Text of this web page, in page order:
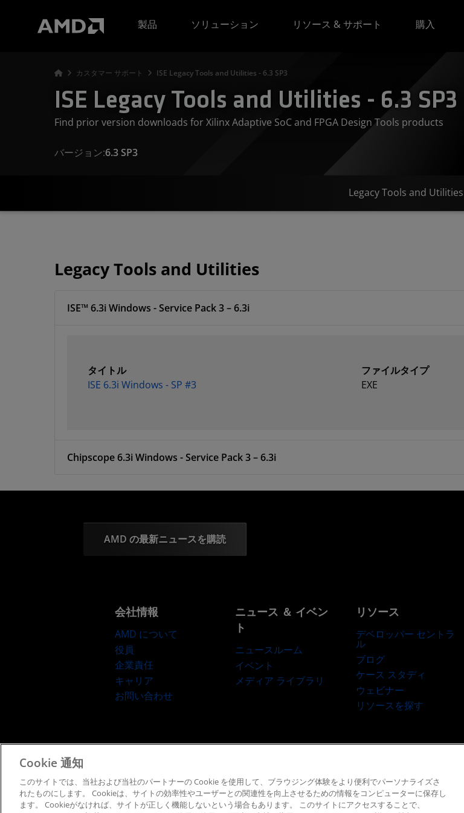
製品
ソリューション リソース & サポート 購入
カスタマー サポート ISE Legacy Tools and Utilities - 6.3 SP3
ISE Legacy Tools and Utilities - 6.3 SP3
Find prior version downloads for Xilinx Adaptive SoC and FPGA Design Tools products
バージョン:6.3 SP3
Legacy Tools and Utilities
Legacy Tools and Utilities
ISE™ 6.3i Windows - Service Pack 3 – 6.3i
タイトル
ISE 6.3i Windows - SP #3
ファイルタイプ
EXE
Chipscope 6.3i Windows - Service Pack 3 – 6.3i
AMD の最新ニュースを購読
会社情報
AMD について
役員
企業責任
キャリア
お問い合わせ
ニュース ＆ イベン
ト
ニュースルーム
イベント
メディア ライブラリ
リソース
デベロッパー セントラ
ル
ブログ
ケース スタディ
ウェビナー
リソースを探す
© 2026 Advanced Micro Devices, Inc.
Cookie 通知
このサイトでは、当社および当社のパートナーの Cookie を使用して、ブラウジング体験をより便利でパーソナライズさ
れたものにします。 Cookieは、サイトの効率性やユーザーとの関連性を向上させるための情報をコンピューターに保存し
ます。 Cookieがなければ、サイトが正しく機能しないという場合もあります。 このサイトにアクセスすることで、